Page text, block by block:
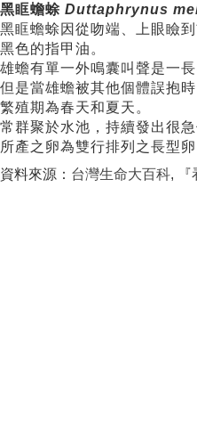
黑眶蟾蜍 Duttaphrynus
黑眶蟾蜍因從吻端、上眼瞼
黑色的指甲油。
雄蟾有單一外鳴囊叫聲是一
但是當雄蟾被其他個體誤抱
繁殖期為春天和夏天。
常群聚於水池，持續發出很
所產之卵為雙行排列之長型
資料來源： 台灣生命大百科, 『